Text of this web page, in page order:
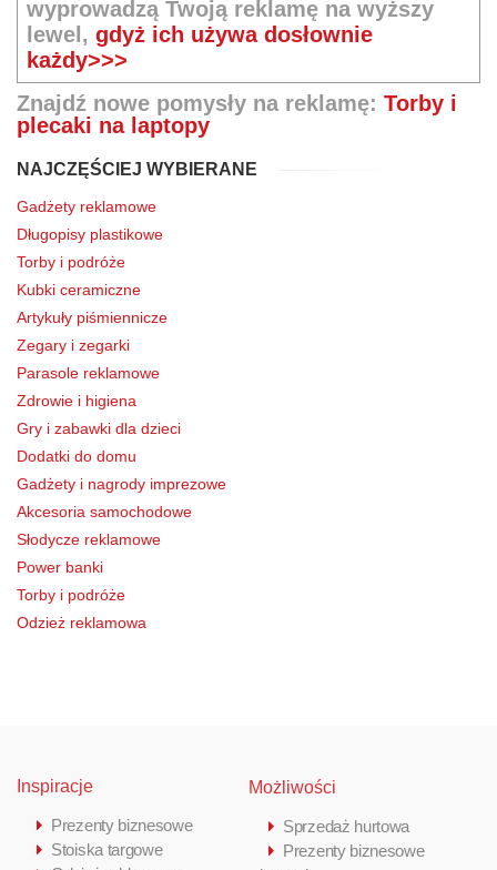
wyprowadzą Twoją reklamę na wyższy
lewel,gdyż ich używa dosłownie
każdy>>>
Znajdź nowe pomysły na reklamę: Torby i
plecaki na laptopy
NAJCZĘŚCIEJ WYBIERANE
Gadżety reklamowe
Długopisy plastikowe
Torby i podróże
Kubki ceramiczne
Artykuły piśmiennicze
Zegary i zegarki
Parasole reklamowe
Zdrowie i higiena
Gry i zabawki dla dzieci
Dodatki do domu
Gadżety i nagrody imprezowe
Akcesoria samochodowe
Słodycze reklamowe
Power banki
Torby i podróże
Odzież reklamowa
Inspiracje
Prezenty biznesowe
Stoiska targowe
Możliwości
Sprzedaż hurtowa
Prezenty biznesowe